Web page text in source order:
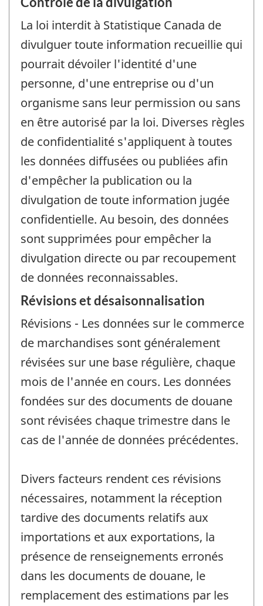
La loi interdit à Statistique Canada de
divulguer toute information recueillie qui
pourrait dévoiler l'identité d'une
personne, d'une entreprise ou d'un
organisme sans leur permission ou sans
en être autorisé par la loi. Diverses règles
de confidentialité s'appliquent à toutes
les données diffusées ou publiées afin
d'empêcher la publication ou la
divulgation de toute information jugée
confidentielle. Au besoin, des données
sont supprimées pour empêcher la
divulgation directe ou par recoupement
de données reconnaissables.
Révisions et désaisonnalisation
Révisions - Les données sur le commerce
de marchandises sont généralement
révisées sur une base régulière, chaque
mois de l'année en cours. Les données
fondées sur des documents de douane
sont révisées chaque trimestre dans le
cas de l'année de données précédentes.
Divers facteurs rendent ces révisions
nécessaires, notamment la réception
tardive des documents relatifs aux
importations et aux exportations, la
présence de renseignements erronés
dans les documents de douane, le
remplacement des estimations par les